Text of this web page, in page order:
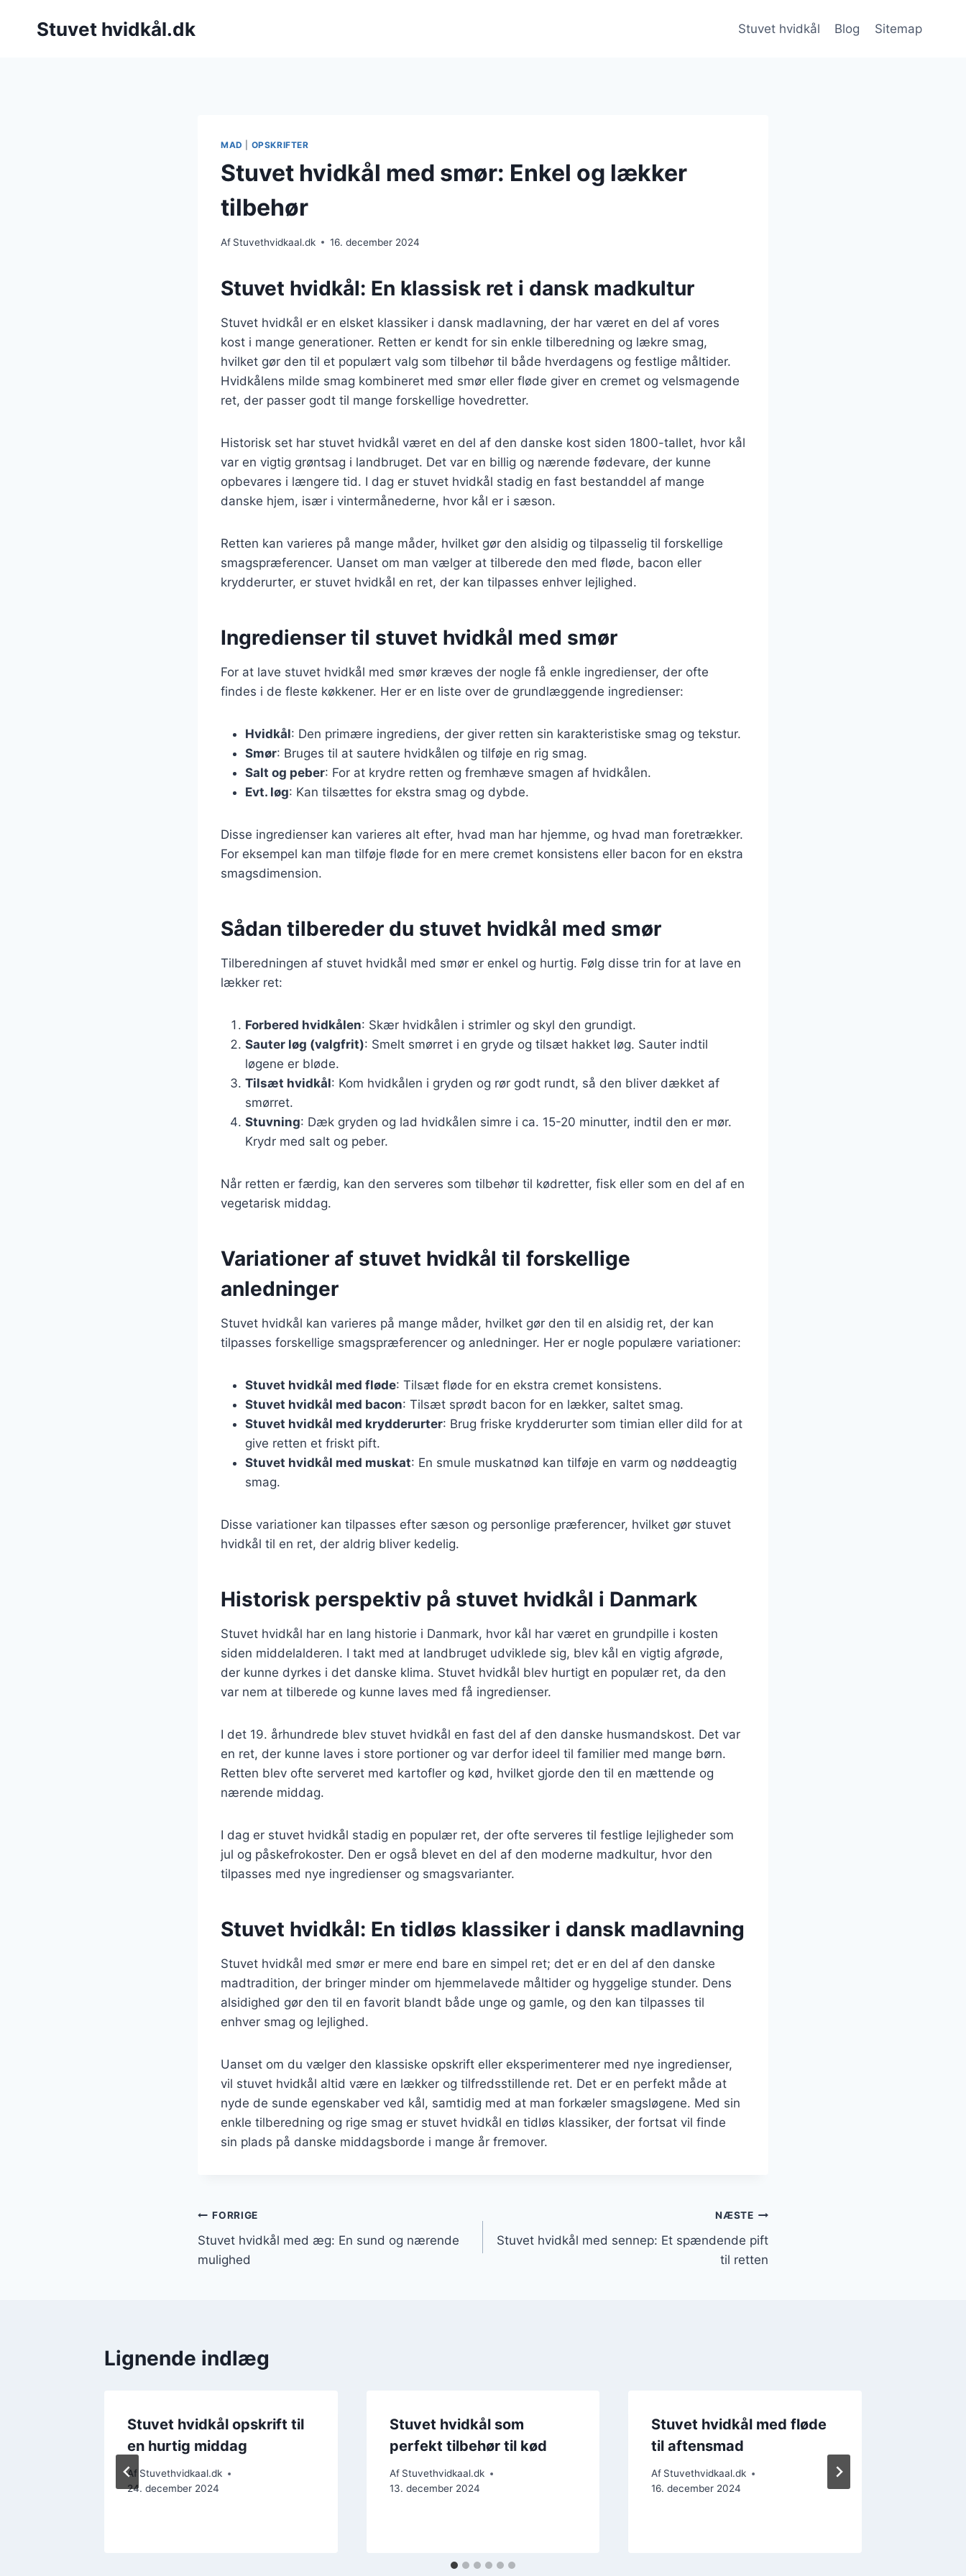
Stuvet hvidkål.dk Stuvet hvidkål Blog Sitemap
MAD OPSKRIFTER
Stuvet hvidkål med smør: Enkel og lækker
tilbehør
Af Stuvethvidkaal.dk 16. december 2024
Stuvet hvidkål: En klassisk ret i dansk madkultur
Stuvet hvidkål er en elsket klassiker i dansk madlavning, der har været en del af vores
kost i mange generationer. Retten er kendt for sin enkle tilberedning og lækre smag,
hvilket gør den til et populært valg som tilbehør til både hverdagens og festlige måltider.
Hvidkålens milde smag kombineret med smør eller fløde giver en cremet og velsmagende
ret, der passer godt til mange forskellige hovedretter.
Historisk set har stuvet hvidkål været en del af den danske kost siden 1800-tallet, hvor kål
var en vigtig grøntsag i landbruget. Det var en billig og nærende fødevare, der kunne
opbevares i længere tid. I dag er stuvet hvidkål stadig en fast bestanddel af mange
danske hjem, især i vintermånederne, hvor kål er i sæson.
Retten kan varieres på mange måder, hvilket gør den alsidig og tilpasselig til forskellige
smagspræferencer. Uanset om man vælger at tilberede den med fløde, bacon eller
krydderurter, er stuvet hvidkål en ret, der kan tilpasses enhver lejlighed.
Ingredienser til stuvet hvidkål med smør
For at lave stuvet hvidkål med smør kræves der nogle få enkle ingredienser, der ofte
findes i de fleste køkkener. Her er en liste over de grundlæggende ingredienser:
Hvidkål: Den primære ingrediens, der giver retten sin karakteristiske smag og tekstur.
Smør: Bruges til at sautere hvidkålen og tilføje en rig smag.
Salt og peber: For at krydre retten og fremhæve smagen af hvidkålen.
Evt. løg: Kan tilsættes for ekstra smag og dybde.
Disse ingredienser kan varieres alt efter, hvad man har hjemme, og hvad man foretrækker.
For eksempel kan man tilføje fløde for en mere cremet konsistens eller bacon for en ekstra
smagsdimension.
Sådan tilbereder du stuvet hvidkål med smør
Tilberedningen af stuvet hvidkål med smør er enkel og hurtig. Følg disse trin for at lave en
lækker ret:
Forbered hvidkålen: Skær hvidkålen i strimler og skyl den grundigt.
Sauter løg (valgfrit): Smelt smørret i en gryde og tilsæt hakket løg. Sauter indtil
løgene er bløde.
Tilsæt hvidkål: Kom hvidkålen i gryden og rør godt rundt, så den bliver dækket af
smørret.
Stuvning: Dæk gryden og lad hvidkålen simre i ca. 15-20 minutter, indtil den er mør.
Krydr med salt og peber.
Når retten er færdig, kan den serveres som tilbehør til kødretter, fisk eller som en del af en
vegetarisk middag.
Variationer af stuvet hvidkål til forskellige
anledninger
Stuvet hvidkål kan varieres på mange måder, hvilket gør den til en alsidig ret, der kan
tilpasses forskellige smagspræferencer og anledninger. Her er nogle populære variationer:
Stuvet hvidkål med fløde: Tilsæt fløde for en ekstra cremet konsistens.
Stuvet hvidkål med bacon: Tilsæt sprødt bacon for en lækker, saltet smag.
Stuvet hvidkål med krydderurter: Brug friske krydderurter som timian eller dild for at
give retten et friskt pift.
Stuvet hvidkål med muskat: En smule muskatnød kan tilføje en varm og nøddeagtig
smag.
Disse variationer kan tilpasses efter sæson og personlige præferencer, hvilket gør stuvet
hvidkål til en ret, der aldrig bliver kedelig.
Historisk perspektiv på stuvet hvidkål i Danmark
Stuvet hvidkål har en lang historie i Danmark, hvor kål har været en grundpille i kosten
siden middelalderen. I takt med at landbruget udviklede sig, blev kål en vigtig afgrøde,
der kunne dyrkes i det danske klima. Stuvet hvidkål blev hurtigt en populær ret, da den
var nem at tilberede og kunne laves med få ingredienser.
I det 19. århundrede blev stuvet hvidkål en fast del af den danske husmandskost. Det var
en ret, der kunne laves i store portioner og var derfor ideel til familier med mange børn.
Retten blev ofte serveret med kartofler og kød, hvilket gjorde den til en mættende og
nærende middag.
I dag er stuvet hvidkål stadig en populær ret, der ofte serveres til festlige lejligheder som
jul og påskefrokoster. Den er også blevet en del af den moderne madkultur, hvor den
tilpasses med nye ingredienser og smagsvarianter.
Stuvet hvidkål: En tidløs klassiker i dansk madlavning
Stuvet hvidkål med smør er mere end bare en simpel ret; det er en del af den danske
madtradition, der bringer minder om hjemmelavede måltider og hyggelige stunder. Dens
alsidighed gør den til en favorit blandt både unge og gamle, og den kan tilpasses til
enhver smag og lejlighed.
Uanset om du vælger den klassiske opskrift eller eksperimenterer med nye ingredienser,
vil stuvet hvidkål altid være en lækker og tilfredsstillende ret. Det er en perfekt måde at
nyde de sunde egenskaber ved kål, samtidig med at man forkæler smagsløgene. Med sin
enkle tilberedning og rige smag er stuvet hvidkål en tidløs klassiker, der fortsat vil finde
sin plads på danske middagsborde i mange år fremover.
Indlægsnavigation
FORRIGE
Stuvet hvidkål med æg: En sund og nærende
mulighed
NÆSTE
Stuvet hvidkål med sennep: Et spændende pift
til retten
Lignende indlæg
Stuvet hvidkål opskrift til
en hurtig middag
Af Stuvethvidkaal.dk
24. december 2024
Stuvet hvidkål som
perfekt tilbehør til kød
Af Stuvethvidkaal.dk
13. december 2024
Stuvet hvidkål med fløde
til aftensmad
Af Stuvethvidkaal.dk
16. december 2024